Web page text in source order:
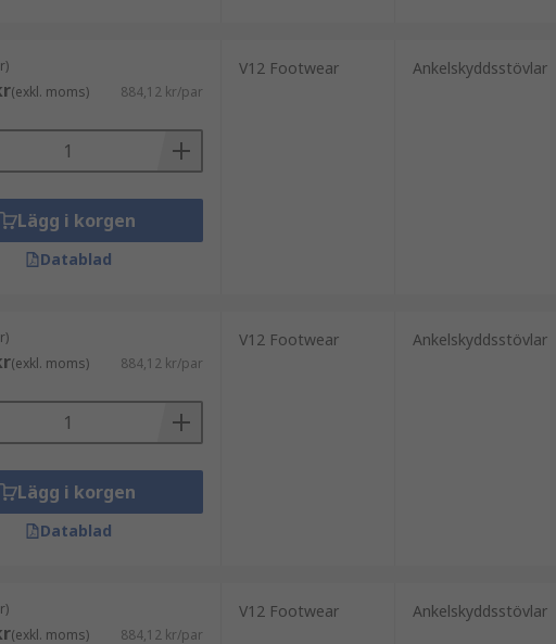
(exkl. moms) 884,12 kr/par
Lägg i korgen
Datablad
V12 Footwear Ankelskyddsstövlar
(exkl. moms) 884,12 kr/par
Lägg i korgen
Datablad
V12 Footwear Ankelskyddsstövlar
(exkl. moms) 884,12 kr/par
V12 Footwear Ankelskyddsstövlar